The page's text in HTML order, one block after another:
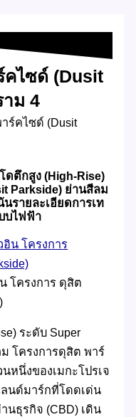
คไซด์ (Dusit
ม 4
ดตึกสูง (High-Rise)
Parkside) ย่านสีลม
รายละเอียดการเท
บไฟฟ้า
โครงการ ดุสิต
ระดับ Super
โครงการดุสิต พาร์
หนึ่งของเมกะโปรเจ
นด์มาร์กที่โดดเด่น
นธุรกิจ (CBD) เดิน